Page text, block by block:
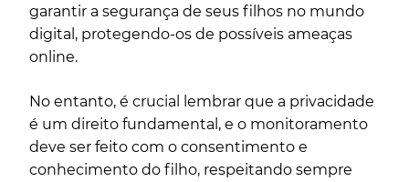
garantir a segurança de seus filhos no mundo
digital, protegendo-os de possíveis ameaças
online.
No entanto, é crucial lembrar que a privacidade
é um direito fundamental, e o monitoramento
deve ser feito com o consentimento e
conhecimento do filho, respeitando sempre